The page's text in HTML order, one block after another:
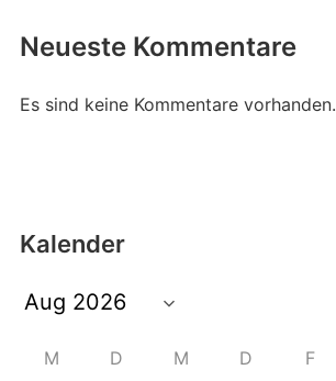
Neueste Kommentare
Es sind keine Kommentare vorhanden.
Kalender
M D M D F